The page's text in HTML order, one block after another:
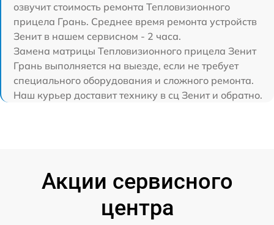
озвучит стоимость ремонта Тепловизионного
прицела Грань. Среднее время ремонта устройств
Зенит в нашем сервисном - 2 часа.
Замена матрицы Тепловизионного прицела Зенит
Грань выполняется на выезде, если не требует
специального оборудования и сложного ремонта.
Наш курьер доставит технику в сц Зенит и обратно.
Акции сервисного
центра